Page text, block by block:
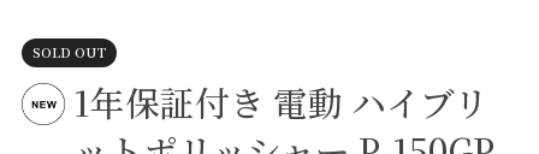
SOLD OUT
1年保証付き 電動 ハイブリ